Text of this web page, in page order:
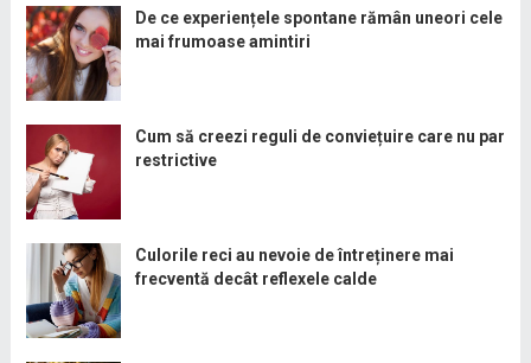
De ce experiențele spontane rămân uneori cele
mai frumoase amintiri
Cum să creezi reguli de conviețuire care nu par
restrictive
Culorile reci au nevoie de întreținere mai
frecventă decât reflexele calde